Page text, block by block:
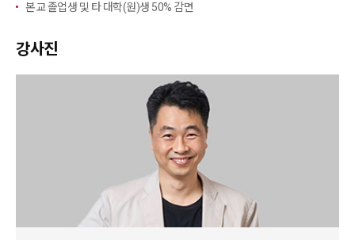
본교 졸업생 및 타 대학(원)생 50% 감면
강사진